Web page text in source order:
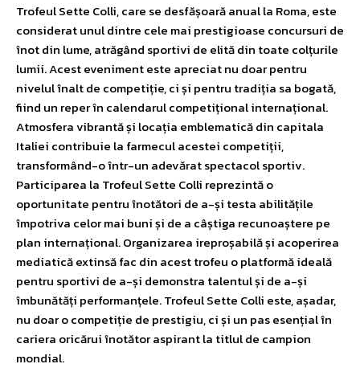
Trofeul Sette Colli, care se desfășoară anual la Roma, este
considerat unul dintre cele mai prestigioase concursuri de
înot din lume, atrăgând sportivi de elită din toate colțurile
lumii. Acest eveniment este apreciat nu doar pentru
nivelul înalt de competiție, ci și pentru tradiția sa bogată,
fiind un reper în calendarul competițional internațional.
Atmosfera vibrantă și locația emblematică din capitala
Italiei contribuie la farmecul acestei competiții,
transformând-o într-un adevărat spectacol sportiv.
Participarea la Trofeul Sette Colli reprezintă o
oportunitate pentru înotători de a-și testa abilitățile
împotriva celor mai buni și de a câștiga recunoaștere pe
plan internațional. Organizarea ireproșabilă și acoperirea
mediatică extinsă fac din acest trofeu o platformă ideală
pentru sportivi de a-și demonstra talentul și de a-și
îmbunătăți performanțele. Trofeul Sette Colli este, așadar,
nu doar o competiție de prestigiu, ci și un pas esențial în
cariera oricărui înotător aspirant la titlul de campion
mondial.